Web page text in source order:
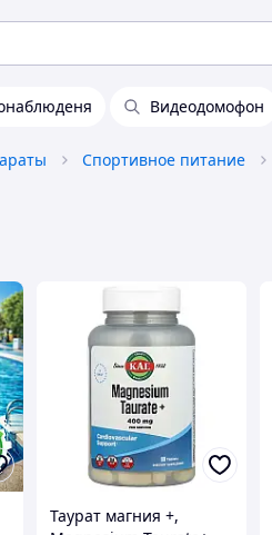
Видеодомофон
Спортивное питание
Таурат магния +,